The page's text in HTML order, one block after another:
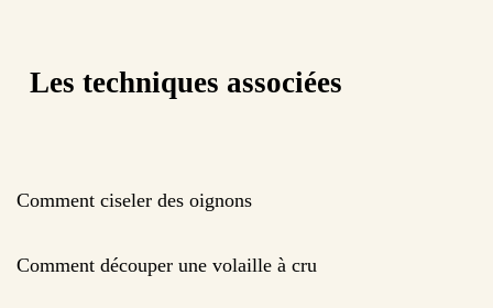
Les techniques associées
Comment ciseler des oignons
Comment découper une volaille à cru